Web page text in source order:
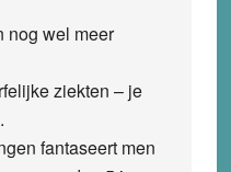
nog wel meer
ziekten – je
fantaseert men